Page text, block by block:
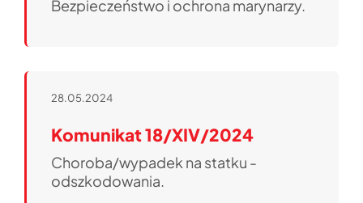
Bezpieczeństwo i ochrona marynarzy.
28.05.2024
Komunikat 18/XIV/2024
Choroba/wypadek na statku -
odszkodowania.